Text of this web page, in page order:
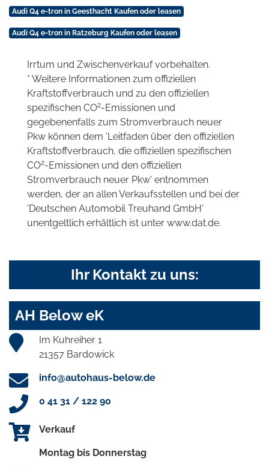
Audi Q4 e-tron in Geesthacht Kaufen oder leasen
Audi Q4 e-tron in Ratzeburg Kaufen oder leasen
Irrtum und Zwischenverkauf vorbehalten.
* Weitere Informationen zum offiziellen
Kraftstoffverbrauch und zu den offiziellen
spezifischen CO2-Emissionen und
gegebenenfalls zum Stromverbrauch neuer
Pkw können dem 'Leitfaden über den offiziellen
Kraftstoffverbrauch, die offiziellen spezifischen
CO2-Emissionen und den offiziellen
Stromverbrauch neuer Pkw' entnommen
werden, der an allen Verkaufsstellen und bei der
'Deutschen Automobil Treuhand GmbH'
unentgeltlich erhältlich ist unter www.dat.de.
Ihr Kontakt zu uns:
AH Below eK
Im Kuhreiher 1
21357 Bardowick
info@autohaus-below.de
0 41 31 / 122 90
Verkauf
Montag bis Donnerstag